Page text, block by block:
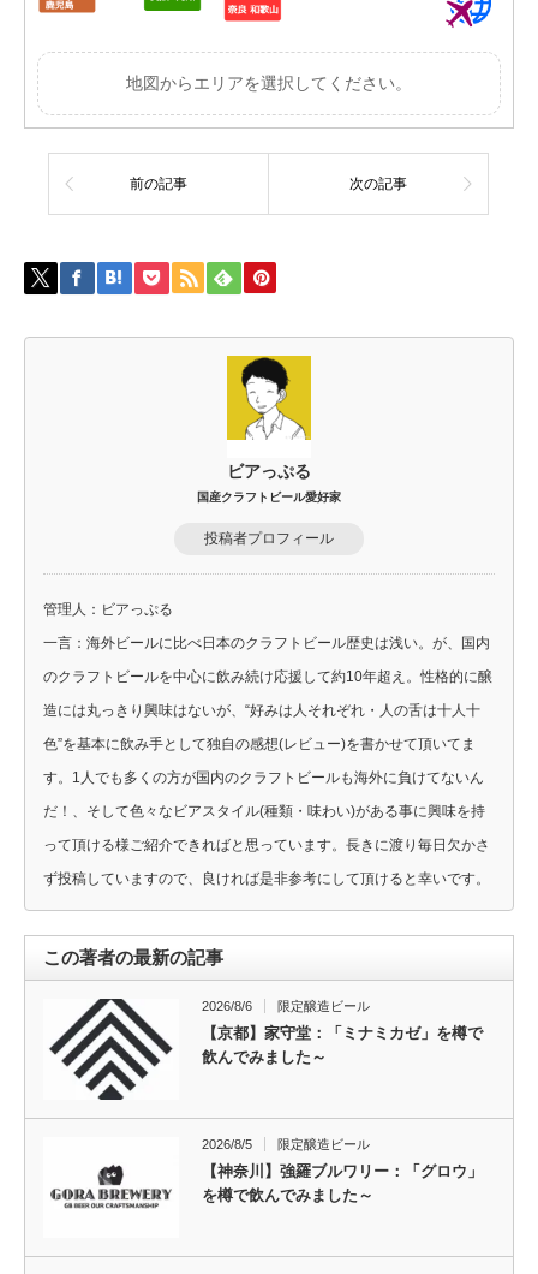
地図からエリアを選択してください。
前の記事 次の記事
ビアっぷる
国産クラフトビール愛好家
投稿者プロフィール
管理人：ビアっぷる
一言：海外ビールに比べ日本のクラフトビール歴史は浅い。が、国内
のクラフトビールを中心に飲み続け応援して約10年超え。性格的に醸
造には丸っきり興味はないが、“好みは人それぞれ・人の舌は十人十
色”を基本に飲み手として独自の感想(レビュー)を書かせて頂いてま
す。1人でも多くの方が国内のクラフトビールも海外に負けてないん
だ！、そして色々なビアスタイル(種類・味わい)がある事に興味を持
って頂ける様ご紹介できればと思っています。長きに渡り毎日欠かさ
ず投稿していますので、良ければ是非参考にして頂けると幸いです。
この著者の最新の記事
2026/8/6 限定醸造ビール
【京都】家守堂：「ミナミカゼ」を樽で
飲んでみました～
2026/8/5 限定醸造ビール
【神奈川】強羅ブルワリー：「グロウ」
を樽で飲んでみました～